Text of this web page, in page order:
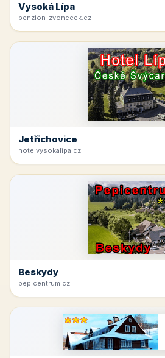
Vysoká Lípa
penzion-zvonecek.cz
Jetřichovice
hotelvysokalipa.cz
Beskydy
pepicentrum.cz